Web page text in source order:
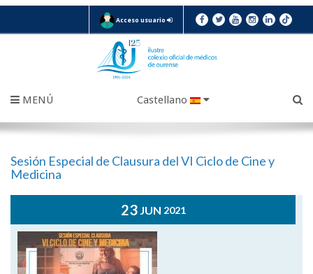
Acceso usuario
MENÚ Castellano
Sesión Especial de Clausura del VI Ciclo de Cine y
Medicina
23 JUN 2021